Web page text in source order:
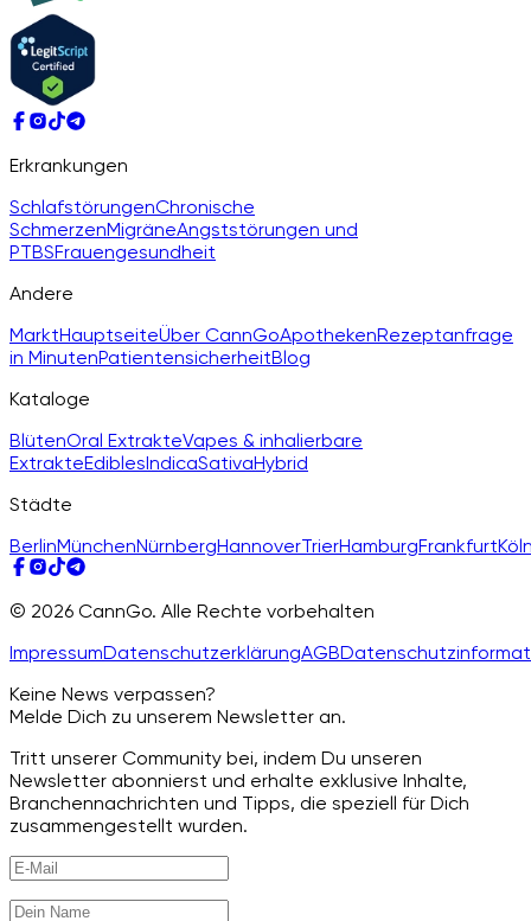
Erkrankungen
SchlafstörungenChronische
SchmerzenMigräneAngststörungen und
PTBSFrauengesundheit
Andere
MarktHauptseiteÜber CannGoApothekenRezeptanfrage
in MinutenPatientensicherheitBlog
Kataloge
BlütenOral ExtrakteVapes & inhalierbare
ExtrakteEdiblesIndicaSativaHybrid
Städte
BerlinMünchenNürnbergHannoverTrierHamburgFrankfurt
© 2026 CannGo. Alle Rechte vorbehalten
ImpressumDatenschutzerklärungAGB
Keine News verpassen?
Melde Dich zu unserem Newsletter an.
Tritt unserer Community bei, indem Du unseren
Newsletter abonnierst und erhalte exklusive Inhalte,
Branchennachrichten und Tipps, die speziell für Dich
zusammengestellt wurden.